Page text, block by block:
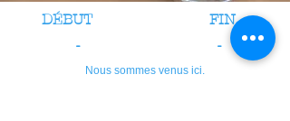
DÉBUT
-
FIN
-
Nous sommes venus ici.